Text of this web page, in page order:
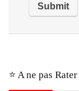
⭐️ A ne pas Rater